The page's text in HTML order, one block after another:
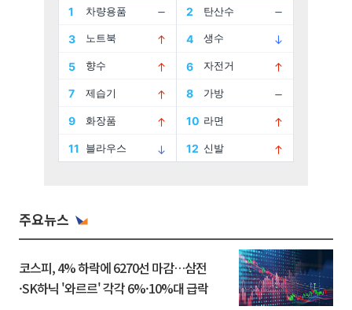
주요뉴스
코스피, 4% 하락에 6270선 마감…삼전
·SK하닉 '와르르' 각각 6%·10%대 급락